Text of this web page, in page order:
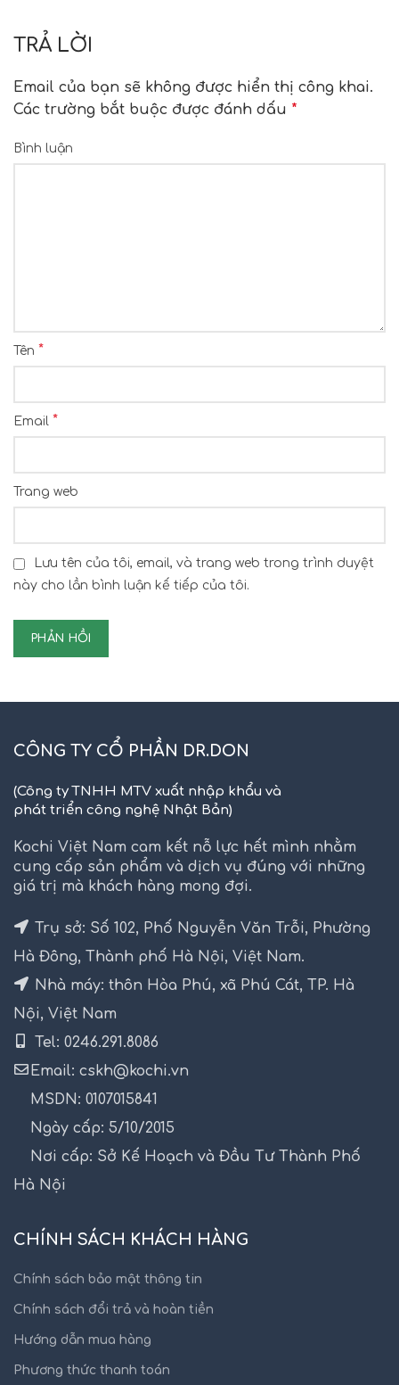
TRẢ LỜI
Email của bạn sẽ không được hiển thị công khai.
Các trường bắt buộc được đánh dấu *
Bình luận
Tên *
Email *
Trang web
Lưu tên của tôi, email, và trang web trong trình duyệt
này cho lần bình luận kế tiếp của tôi.
CÔNG TY CỔ PHẦN DR.DON
(Công ty TNHH MTV xuất nhập khẩu và
phát triển công nghệ Nhật Bản)
Kochi Việt Nam cam kết nỗ lực hết mình nhằm
cung cấp sản phẩm và dịch vụ đúng với những
giá trị mà khách hàng mong đợi.
Trụ sở: Số 102, Phố Nguyễn Văn Trỗi, Phường
Hà Đông, Thành phố Hà Nội, Việt Nam.
Nhà máy: thôn Hòa Phú, xã Phú Cát, TP. Hà
Nội, Việt Nam
Tel: 0246.291.8086
Email: cskh@kochi.vn
MSDN: 0107015841
Ngày cấp: 5/10/2015
Nơi cấp: Sở Kế Hoạch và Đầu Tư Thành Phố
Hà Nội
CHÍNH SÁCH KHÁCH HÀNG
Chính sách bảo mật thông tin
Chính sách đổi trả và hoàn tiền
Hướng dẫn mua hàng
Phương thức thanh toán